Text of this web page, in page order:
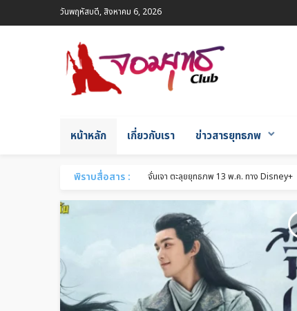
วันพฤหัสบดี, สิงหาคม 6, 2026
หน้าหลัก เกี่ยวกับเรา ข่าวสารยุทธภพ
พิราบสื่อสาร : กระบี่จงมา จัดงานฉลองปิดกล้องเรียบร้อย